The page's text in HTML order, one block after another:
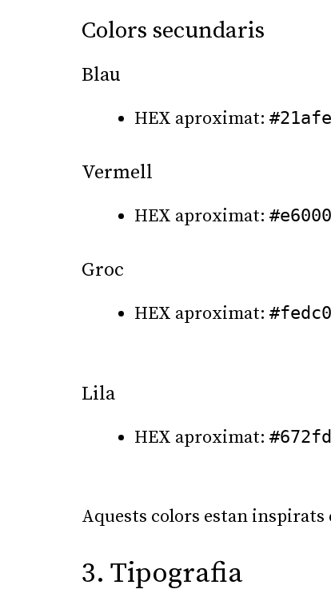
Colors secundaris
Blau
HEX aproximat:
Vermell
HEX aproximat:
Groc
HEX aproximat:
Lila
HEX aproximat:
Aquests colors estan
3. Tipografia